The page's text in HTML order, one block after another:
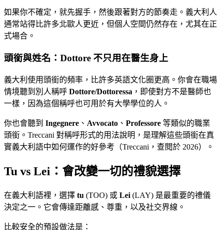
如果你不確定，就先握手，然後跟著對方的節奏走。義大利人
通常站得比許多北歐人更近，但個人空間仍然存在，尤其在正
式場合。
頭銜與姓名：Dottore 不只用在醫生身上
義大利使用頭銜的頻率，比許多英語文化圈更高。你會在職場
情境聽到別人稱呼 Dottore/Dottoressa ，即使對方不是醫師也
一樣，因為這個稱呼也可用於有大學學位的人。
你也會聽到 Ingegnere 、 Avvocato 、 Professore 等類似的職業
頭銜。Treccani 對稱呼形式的用法說明，是理解這些頭銜在真
實義大利語中如何運作的好參考（Treccani，查閱於 2026）。
Tu vs Lei：會改變一切的禮貌選擇
在義大利語裡，選擇 tu (TOO) 或 Lei (LAY) 是最重要的禮儀
決定之一。它會傳達距離感、尊重，以及社交界線。
比較安全的預設做法是：